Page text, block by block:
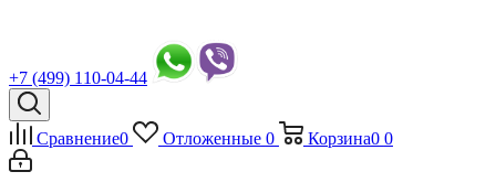
+7 (499) 110-04-44
Сравнение0 Отложенные 0 Корзина0 0